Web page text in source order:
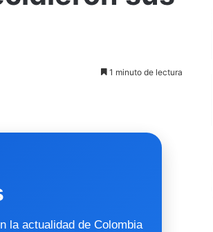
1 minuto de lectura
la actualidad de Colombia